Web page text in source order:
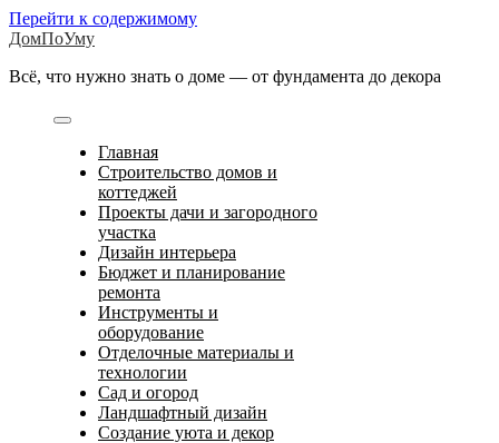
Перейти к содержимому
ДомПоУму
Всё, что нужно знать о доме — от фундамента до декора
Главная
Строительство домов и
коттеджей
Проекты дачи и загородного
участка
Дизайн интерьера
Бюджет и планирование
ремонта
Инструменты и
оборудование
Отделочные материалы и
технологии
Сад и огород
Ландшафтный дизайн
Создание уюта и декор